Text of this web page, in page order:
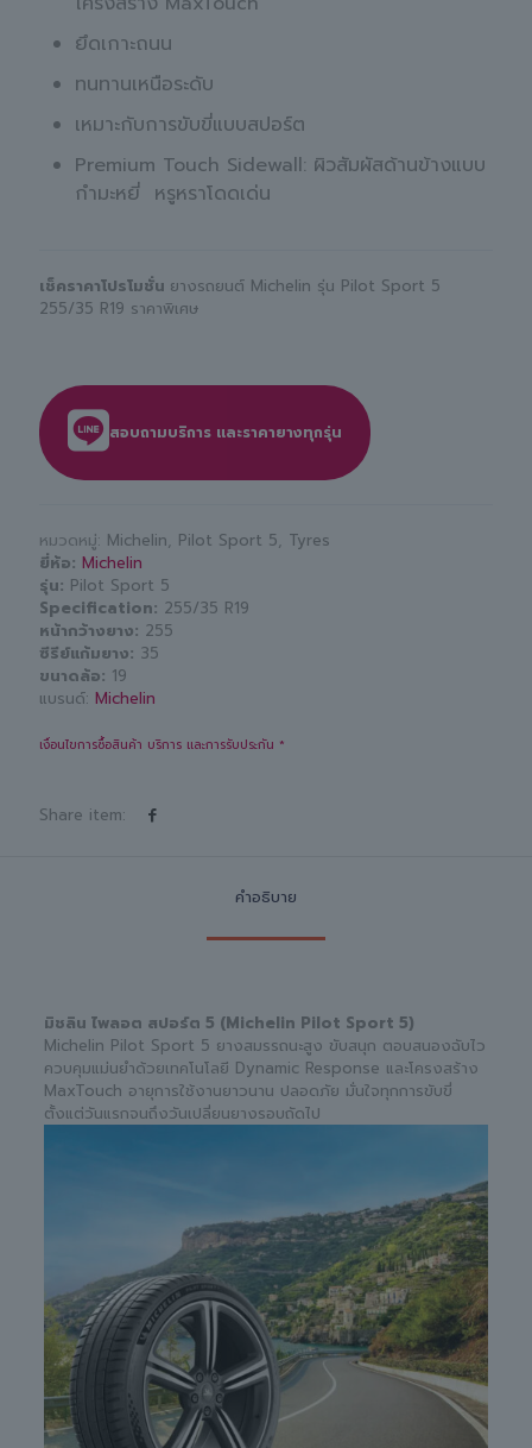
ยึดเกาะถนน
ทนทานเหนือระดับ
เหมาะกับการขับขี่แบบสปอร์ต
Premium Touch Sidewall: ผิวสัมผัสด้านข้างแบบ
กำมะหยี่ หรูหราโดดเด่น
เช็คราคาโปรโมชั่น ยางรถยนต์ Michelin รุ่น Pilot Sport 5
255/35 R19 ราคาพิเศษ
สอบถามบริการ และราคายางทุกรุ่น
หมวดหมู่: Michelin, Pilot Sport 5, Tyres
ยี่ห้อ Michelin
รุ่น Pilot Sport 5
Specification 255/35 R19
หน้ากว้างยาง 255
ซีรีย์แก้มยาง 35
ขนาดล้อ 19
แบรนด์: Michelin
เงื่อนไขการซื้อสินค้า บริการ และการรับประกัน *
Share item:
คำอธิบาย
มิชลิน ไพลอต สปอร์ต 5 (Michelin Pilot Sport 5)
Michelin Pilot Sport 5 ยางสมรรถนะสูง ขับสนุก ตอบสนองฉับไว
ควบคุมแม่นยำด้วยเทคโนโลยี Dynamic Response และโครงสร้าง
MaxTouch อายุการใช้งานยาวนาน ปลอดภัย มั่นใจทุกการขับขี่
ตั้งแต่วันแรกจนถึงวันเปลี่ยนยางรอบถัดไป